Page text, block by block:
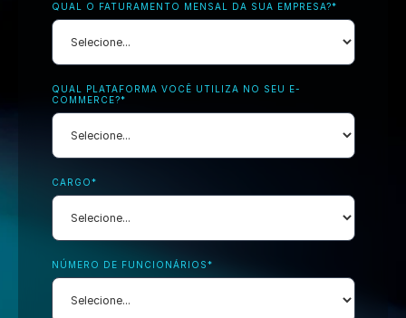
QUAL O FATURAMENTO MENSAL DA SUA EMPRESA?*
QUAL PLATAFORMA VOCÊ UTILIZA NO SEU E-
COMMERCE?*
CARGO*
NÚMERO DE FUNCIONÁRIOS*